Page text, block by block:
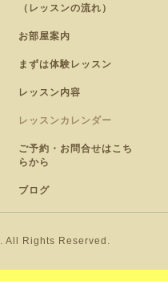
（レッスンの流れ）
お部屋案内
まずは体験レッスン
レッスン内容
レッスンカレンダー
ご予約・お問合せはこち
らから
ブログ
. All Rights Reserved.